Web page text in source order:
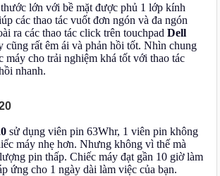
lớn với bề mặt được phủ 1 lớp kính
các thao tác vuốt đơn ngón và đa ngón
ra các thao tác click trên touchpadDell
cũng rất êm ái và phản hồi tốt. Nhìn chung
máy cho trải nghiệm khá tốt với thao tác
nhanh.
sử dụng viên pin 63Whr, 1 viên pin không
máy nhẹ hơn. Nhưng không vì thế mà
pin thấp. Chiếc máy đạt gần 10 giờ làm
ứng cho 1 ngày dài làm việc của bạn.